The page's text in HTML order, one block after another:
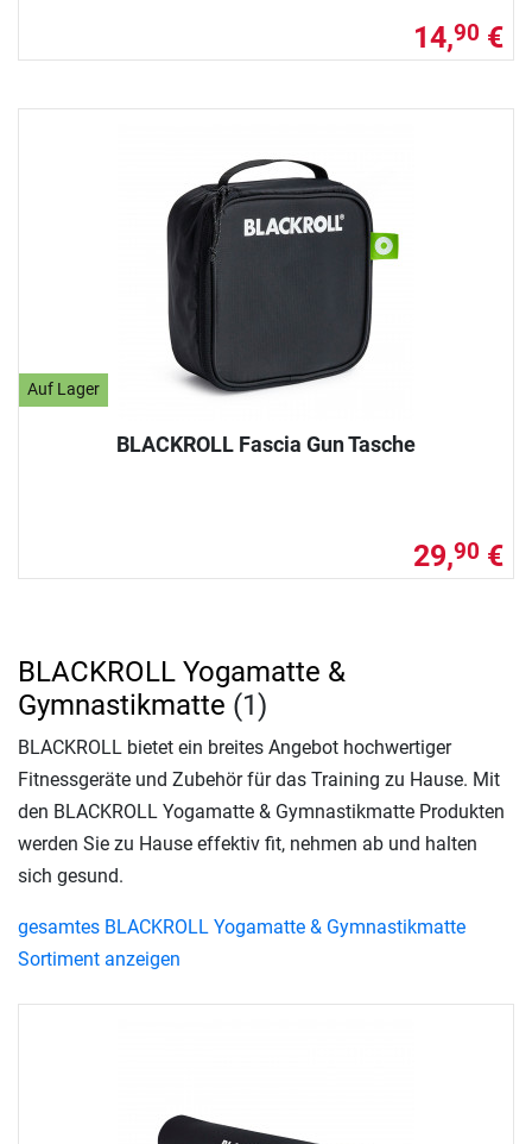
14,90 €
Auf Lager
BLACKROLL Fascia Gun Tasche
29,90 €
BLACKROLL Yogamatte &
Gymnastikmatte (1)
BLACKROLL bietet ein breites Angebot hochwertiger
Fitnessgeräte und Zubehör für das Training zu Hause. Mit
den BLACKROLL Yogamatte & Gymnastikmatte Produkten
werden Sie zu Hause effektiv fit, nehmen ab und halten
sich gesund.
gesamtes BLACKROLL Yogamatte & Gymnastikmatte
Sortiment anzeigen